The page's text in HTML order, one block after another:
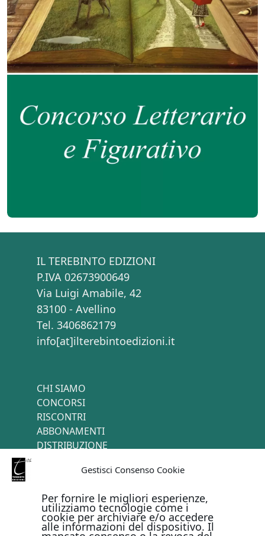
Gestisci Consenso Cookie
Per fornire le migliori esperienze,
utilizziamo tecnologie come i
cookie per archiviare e/o accedere
alle informazioni del dispositivo. Il
IL TEREBINTO EDIZIONI
P.IVA 02673900649
Via Luigi Amabile, 42
83100 - Avellino
Tel. 3406862179
info[at]ilterebintoedizioni.it
CHI SIAMO
CONCORSI
RISCONTRI
ABBONAMENTI
DISTRIBUZIONE
PAGAMENTI ONLINE CON